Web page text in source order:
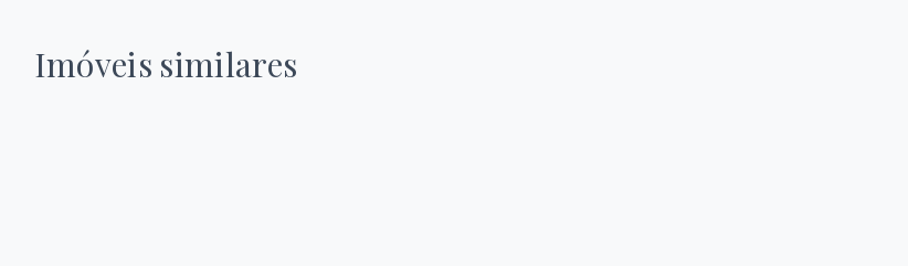
Imóveis similares